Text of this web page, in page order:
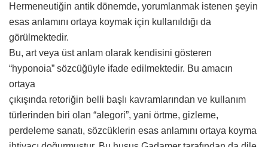
Hermeneutiğin antik dönemde, yorumlanmak istenen şeyin
esas anlamını ortaya koymak için kullanıldığı da
görülmektedir.
Bu, art veya üst anlam olarak kendisini gösteren
“hyponoia” sözcüğüyle ifade edilmektedir. Bu amacın
ortaya
çıkışında retoriğin belli başlı kavramlarından ve kullanım
türlerinden biri olan “alegori”, yani örtme, gizleme,
perdeleme sanatı, sözcüklerin esas anlamını ortaya koyma